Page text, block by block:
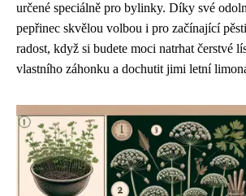
určené speciálně pro bylinky. Díky své
pepřinec skvělou volbou i pro začínající
radost, když si budete moci natrhat čerstvé
vlastního záhonku a dochutit jimi letní